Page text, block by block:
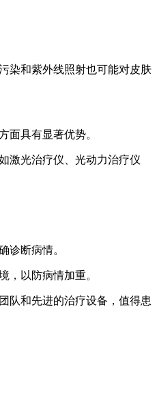
染和紫外线照射也可能对皮肤
面具有显著优势。
激光治疗仪、光动力治疗仪
诊断病情。
，以防病情加重。
队和先进的治疗设备，值得患